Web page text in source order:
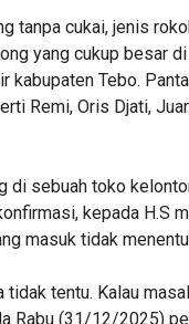
tanpa cukai, jenis
yang cukup besar
kabupaten Tebo.
Remi, Oris Djati,
di sebuah toko
kepada H.S
masuk tidak
tentu. Kalau
Rabu (31/12/2025)